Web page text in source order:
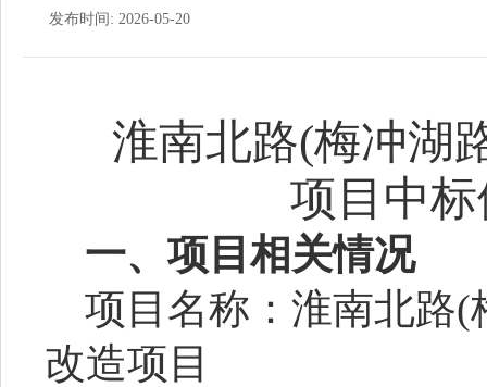
发布时间: 2026-05-20
淮南北路(梅冲湖
项目中
一、项目相关情况
项目名称：淮南北路(
改造项目